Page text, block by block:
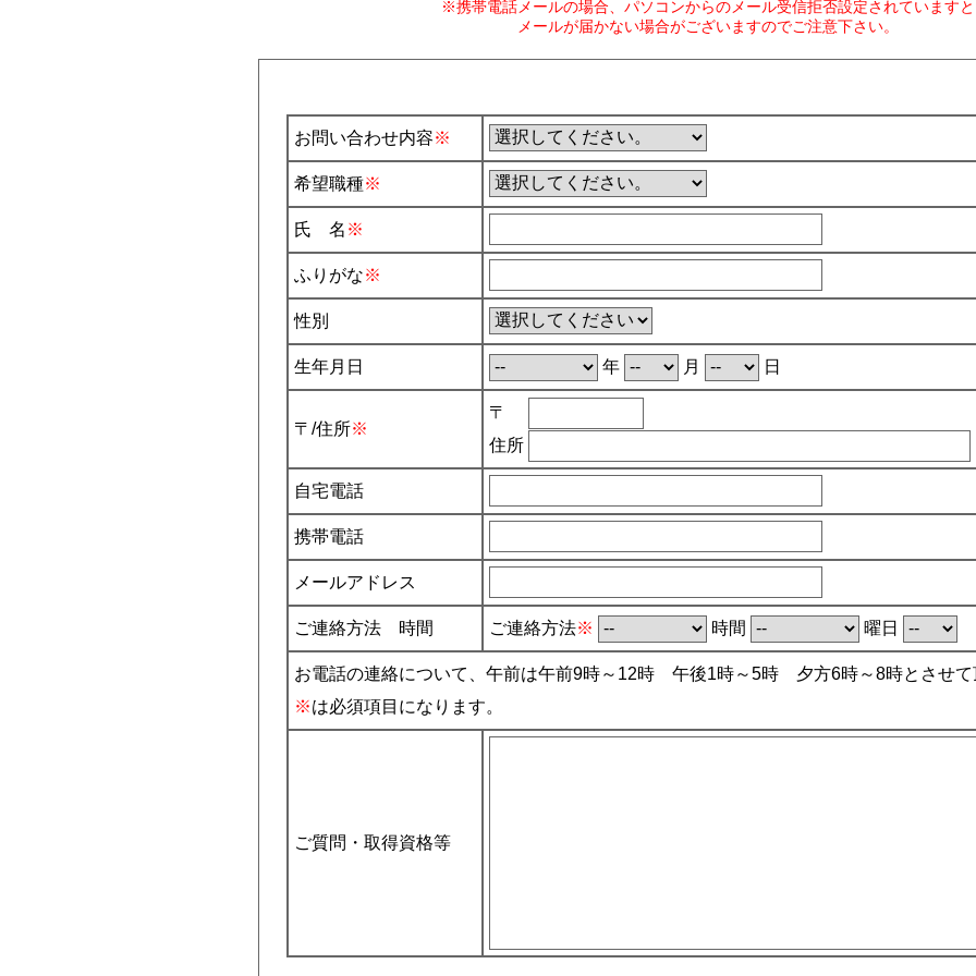
※携帯電話メールの場合、パソコンからのメール受信拒否設定されていますと
メールが届かない場合がございますのでご注意下さい。
お問い合わせ内容※
希望職種※
氏 名 ※
ふりがな※
性別
生年月日 年 月 日
〒/住所※
〒
住所
自宅電話
携帯電話
メールアドレス
ご連絡方法 時間 ご連絡方法※ 時間 曜日
お電話の連絡について、午前は午前9時～12時 午後1時～5時 夕方6時～8時とさせて
※は必須項目になります。
ご質問・取得資格等